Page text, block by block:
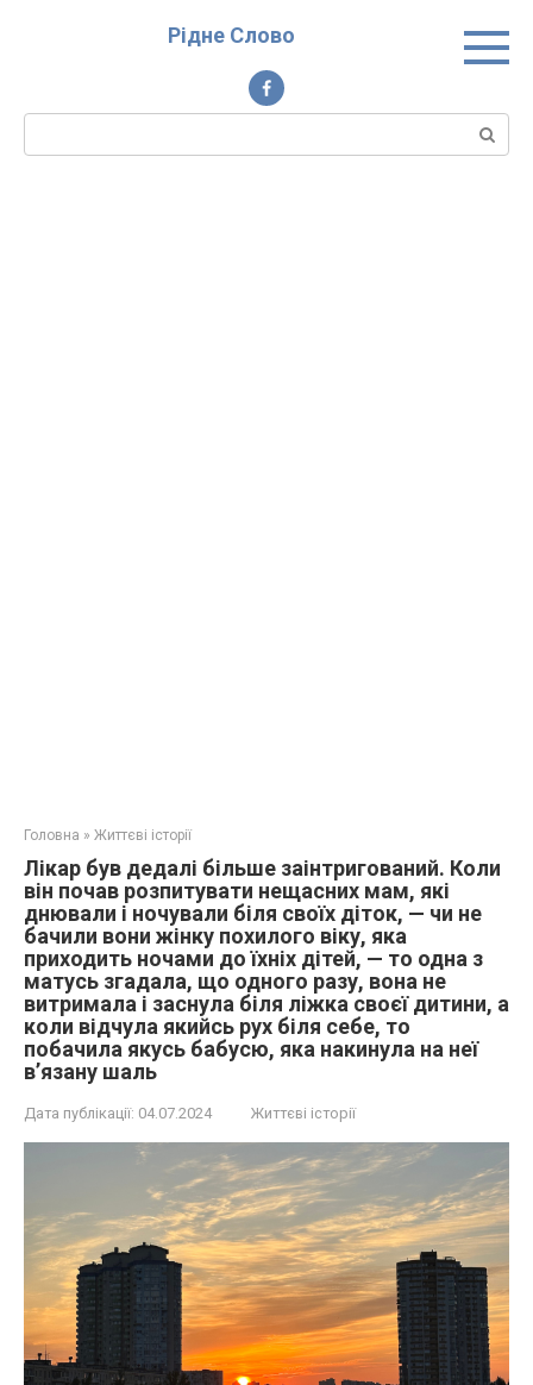
Рідне Слово
Пошук:
Головна » Життєві історії
Лікар був дедалі більше заінтригований. Коли
він почав розпитувати нещасних мам, які
днювали і ночували біля своїх діток, — чи не
бачили вони жінку похилого віку, яка
приходить ночами до їхніх дітей, — то одна з
матусь згадала, що одного разу, вона не
витримала і заснула біля ліжка своєї дитини, а
коли відчула якийсь рух біля себе, то
побачила якусь бабусю, яка накинула на неї
в’язану шаль
Дата публікації: 04.07.2024 Життєві історії